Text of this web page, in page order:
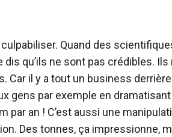
Quand des
dis qu’ils ne sont pas crédibles.
Car il y a tout un business
gens par exemple en
par an ! C’est aussi une
Des tonnes, ça impressionne,